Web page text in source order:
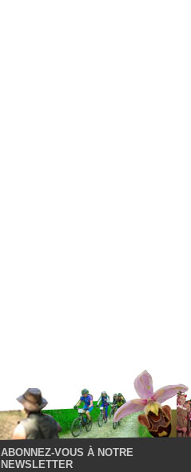
ABONNEZ-VOUS À NOTRE
NEWSLETTER